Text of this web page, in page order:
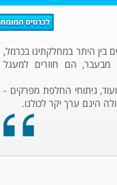
בין היתר במחלקתינו בכרמל,
מבעבר, הם חוזרים למעגל
ניתוחי החלפת מפרקים -
הינם ערך יקר לכולנו.